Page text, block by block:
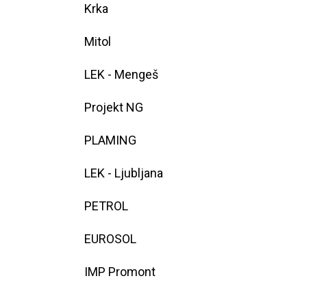
Krka
Mitol
LEK - Mengeš
Projekt NG
PLAMING
LEK - Ljubljana
PETROL
EUROSOL
IMP Promont